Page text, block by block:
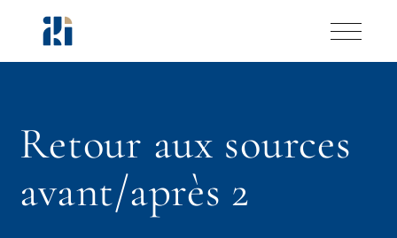
content
Retour aux sources
avant/après 2